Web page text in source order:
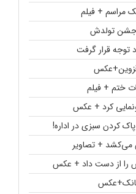
مراسم + فیلم
جشن تولدش
توجه قرار گرفت
ختم + فیلم
کرد + عکس
کردن سبزی در اداره!
می‌کشد + تصاویر
را از دست داد + عکس